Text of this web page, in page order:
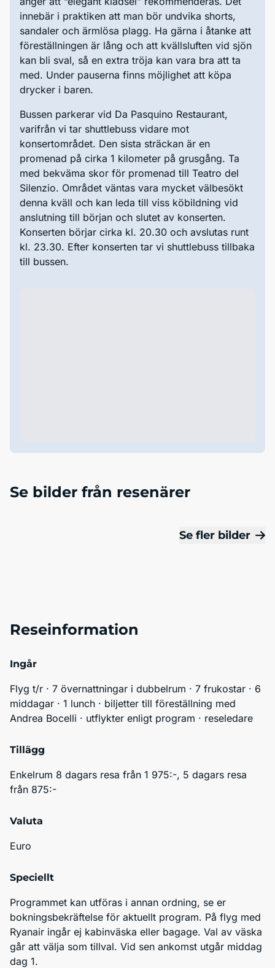
innebär i praktiken att man bör undvika shorts,
sandaler och ärmlösa plagg. Ha gärna i åtanke att
föreställningen är lång och att kvällsluften vid sjön
kan bli sval, så en extra tröja kan vara bra att ta
med. Under pauserna finns möjlighet att köpa
drycker i baren.
Bussen parkerar vid Da Pasquino Restaurant,
varifrån vi tar shuttlebuss vidare mot
konsertområdet. Den sista sträckan är en
promenad på cirka 1 kilometer på grusgång. Ta
med bekväma skor för promenad till Teatro del
Silenzio. Området väntas vara mycket välbesökt
denna kväll och kan leda till viss köbildning vid
anslutning till början och slutet av konserten.
Konserten börjar cirka kl. 20.30 och avslutas runt
kl. 23.30. Efter konserten tar vi shuttlebuss tillbaka
till bussen.
Se bilder från resenärer
Se fler bilder
Reseinformation
Ingår
Flyg t/r · 7 övernattningar i dubbelrum · 7 frukostar · 6
middagar · 1 lunch · biljetter till föreställning med
Andrea Bocelli · utflykter enligt program · reseledare
Tillägg
Enkelrum 8 dagars resa från 1 975:-, 5 dagars resa
från 875:-
Valuta
Euro
Speciellt
Programmet kan utföras i annan ordning, se er
bokningsbekräftelse för aktuellt program. På flyg med
Ryanair ingår ej kabinväska eller bagage. Val av väska
går att välja som tillval. Vid sen ankomst utgår middag
dag 1.